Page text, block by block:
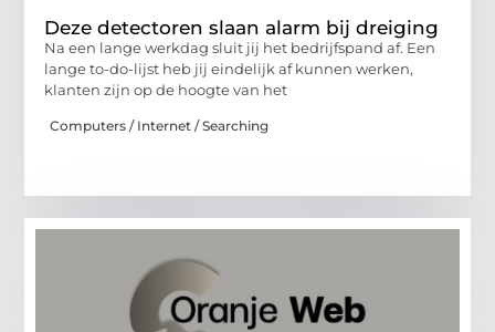
Deze detectoren slaan alarm bij dreiging
Na een lange werkdag sluit jij het bedrijfspand af. Een
lange to-do-lijst heb jij eindelijk af kunnen werken,
klanten zijn op de hoogte van het
Computers / Internet / Searching